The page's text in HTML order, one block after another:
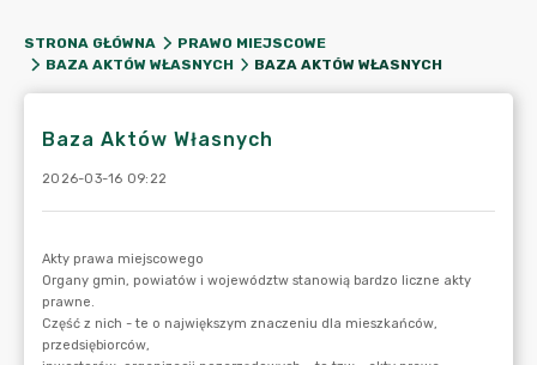
STRONA GŁÓWNA
PRAWO MIEJSCOWE
BAZA AKTÓW WŁASNYCH
BAZA AKTÓW WŁASNYCH
Baza Aktów Własnych
2026-03-16 09:22